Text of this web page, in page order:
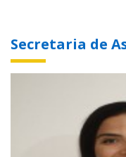
Secretaria de